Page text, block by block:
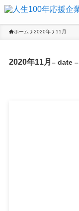
ホーム 2020年 11月
2020年11月 – date –